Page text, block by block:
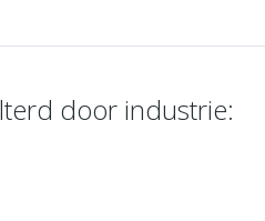
door industrie: